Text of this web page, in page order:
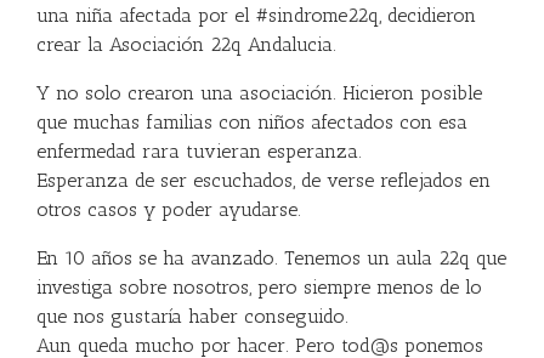
una niña afectada por el #sindrome22q , decidieron
crear la Asociación 22q Andalucia.
Y no solo crearon una asociación. Hicieron posible
que muchas familias con niños afectados con esa
enfermedad rara tuvieran esperanza.
Esperanza de ser escuchados, de verse reflejados en
otros casos y poder ayudarse.
En 10 años se ha avanzado. Tenemos un aula 22q que
investiga sobre nosotros, pero siempre menos de lo
que nos gustaría haber conseguido.
Aun queda mucho por hacer. Pero tod@s ponemos